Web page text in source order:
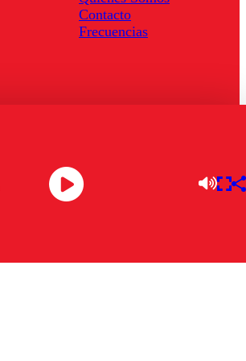
Contacto
Frecuencias
Descarga la APP